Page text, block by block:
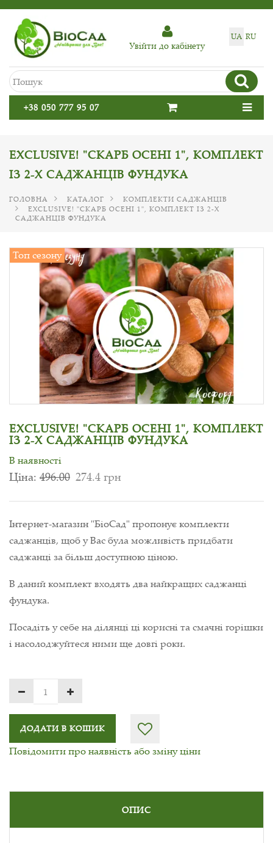
UA RU
Увiйти до кабiнету
+38 050 777 95 07
EXCLUSIVE! "СКАРБ ОСЕНІ 1", КОМПЛЕКТ
ІЗ 2-Х САДЖАНЦІВ ФУНДУКА
ГОЛОВНА КАТАЛОГ
КОМПЛЕКТИ САДЖАНЦІВ
EXCLUSIVE! "СКАРБ ОСЕНІ 1", КОМПЛЕКТ ІЗ 2-Х
САДЖАНЦІВ ФУНДУКА
Топ сезону
EXCLUSIVE! "СКАРБ ОСЕНІ 1", КОМПЛЕКТ
ІЗ 2-Х САДЖАНЦІВ ФУНДУКА
В наявності
Ціна: 496.00 274.4 грн
Інтернет-магазин "БіоСад" пропонує комплекти
саджанців, щоб у Вас була можливість придбати
саджанці за більш доступною ціною.
В даний комплект входять два найкращих саджанці
фундука.
Посадіть у себе на ділянці ці корисні та смачні горішки
і насолоджуйтеся ними ще довгі роки.
ДОДАТИ В КОШИК
Повідомити про наявність або зміну ціни
ОПИС